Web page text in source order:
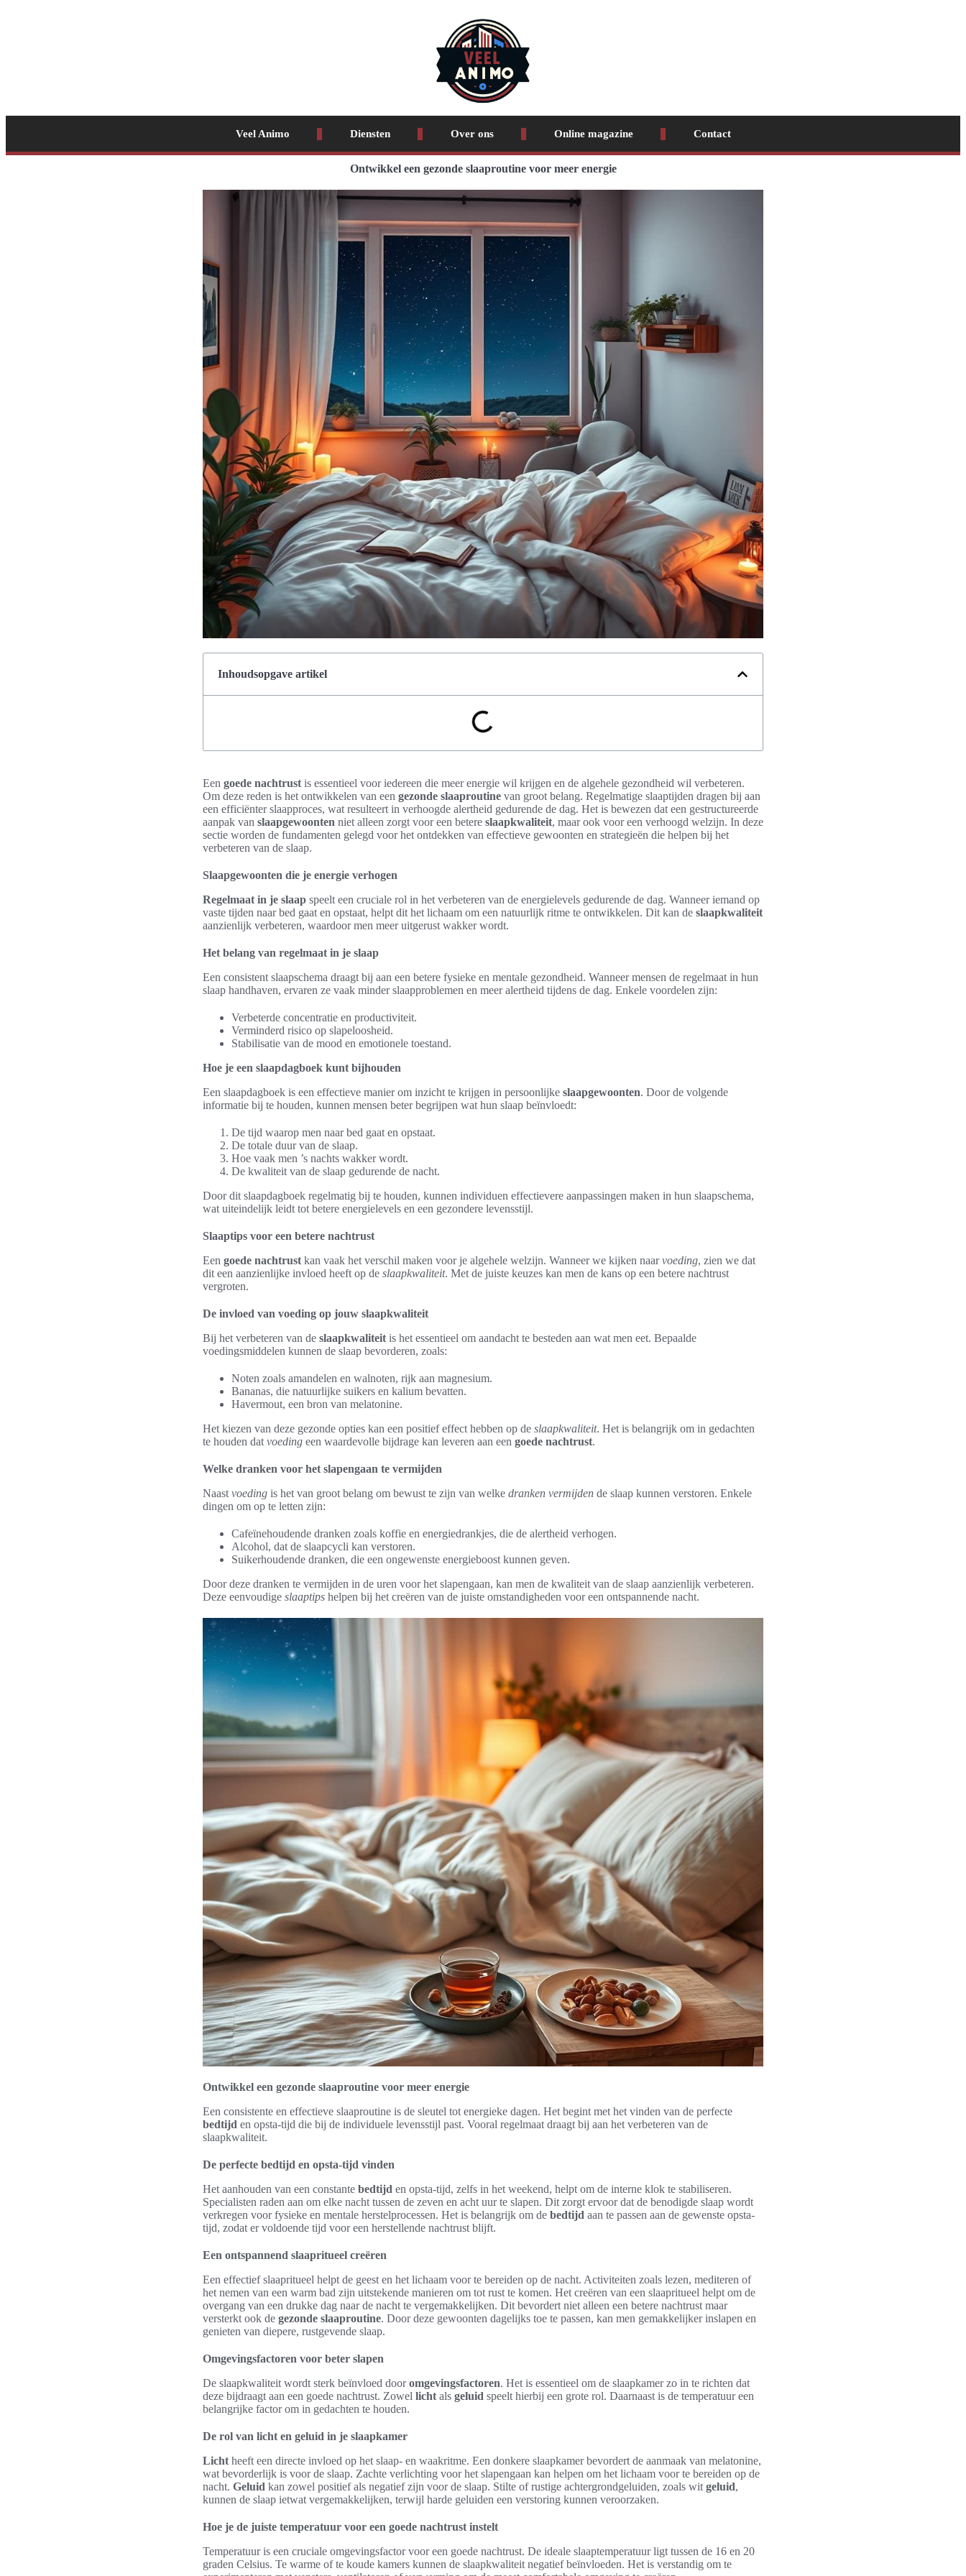
Veel Animo Diensten Over ons Online magazine Contact
Ontwikkel een gezonde slaaproutine voor meer energie
Inhoudsopgave artikel
Een goede nachtrust is essentieel voor iedereen die meer energie wil krijgen en de algehele gezondheid wil verbeteren.
Om deze reden is het ontwikkelen van een gezonde slaaproutine van groot belang. Regelmatige slaaptijden dragen bij aan
een efficiënter slaapproces, wat resulteert in verhoogde alertheid gedurende de dag. Het is bewezen dat een gestructureerde
aanpak van slaapgewoonten niet alleen zorgt voor een betere slaapkwaliteit, maar ook voor een verhoogd welzijn. In deze
sectie worden de fundamenten gelegd voor het ontdekken van effectieve gewoonten en strategieën die helpen bij het
verbeteren van de slaap.
Slaapgewoonten die je energie verhogen
Regelmaat in je slaap speelt een cruciale rol in het verbeteren van de energielevels gedurende de dag. Wanneer iemand op
vaste tijden naar bed gaat en opstaat, helpt dit het lichaam om een natuurlijk ritme te ontwikkelen. Dit kan de slaapkwaliteit
aanzienlijk verbeteren, waardoor men meer uitgerust wakker wordt.
Het belang van regelmaat in je slaap
Een consistent slaapschema draagt bij aan een betere fysieke en mentale gezondheid. Wanneer mensen de regelmaat in hun
slaap handhaven, ervaren ze vaak minder slaapproblemen en meer alertheid tijdens de dag. Enkele voordelen zijn:
Verbeterde concentratie en productiviteit.
Verminderd risico op slapeloosheid.
Stabilisatie van de mood en emotionele toestand.
Hoe je een slaapdagboek kunt bijhouden
Een slaapdagboek is een effectieve manier om inzicht te krijgen in persoonlijke slaapgewoonten. Door de volgende
informatie bij te houden, kunnen mensen beter begrijpen wat hun slaap beïnvloedt:
De tijd waarop men naar bed gaat en opstaat.
De totale duur van de slaap.
Hoe vaak men ’s nachts wakker wordt.
De kwaliteit van de slaap gedurende de nacht.
Door dit slaapdagboek regelmatig bij te houden, kunnen individuen effectievere aanpassingen maken in hun slaapschema,
wat uiteindelijk leidt tot betere energielevels en een gezondere levensstijl.
Slaaptips voor een betere nachtrust
Een goede nachtrust kan vaak het verschil maken voor je algehele welzijn. Wanneer we kijken naarvoeding, zien we dat
dit een aanzienlijke invloed heeft op de slaapkwaliteit. Met de juiste keuzes kan men de kans op een betere nachtrust
vergroten.
De invloed van voeding op jouw slaapkwaliteit
Bij het verbeteren van de slaapkwaliteit is het essentieel om aandacht te besteden aan wat men eet. Bepaalde
voedingsmiddelen kunnen de slaap bevorderen, zoals:
Noten zoals amandelen en walnoten, rijk aan magnesium.
Bananas, die natuurlijke suikers en kalium bevatten.
Havermout, een bron van melatonine.
Het kiezen van deze gezonde opties kan een positief effect hebben op de slaapkwaliteit. Het is belangrijk om in gedachten
te houden dat voeding een waardevolle bijdrage kan leveren aan een goede nachtrust.
Welke dranken voor het slapengaan te vermijden
Naast voeding is het van groot belang om bewust te zijn van welke dranken vermijden de slaap kunnen verstoren. Enkele
dingen om op te letten zijn:
Cafeïnehoudende dranken zoals koffie en energiedrankjes, die de alertheid verhogen.
Alcohol, dat de slaapcycli kan verstoren.
Suikerhoudende dranken, die een ongewenste energieboost kunnen geven.
Door deze dranken te vermijden in de uren voor het slapengaan, kan men de kwaliteit van de slaap aanzienlijk verbeteren.
Deze eenvoudige slaaptips helpen bij het creëren van de juiste omstandigheden voor een ontspannende nacht.
Ontwikkel een gezonde slaaproutine voor meer energie
Een consistente en effectieve slaaproutine is de sleutel tot energieke dagen. Het begint met het vinden van de perfecte
bedtijd en opsta-tijd die bij de individuele levensstijl past. Vooral regelmaat draagt bij aan het verbeteren van de
slaapkwaliteit.
De perfecte bedtijd en opsta-tijd vinden
Het aanhouden van een constante bedtijd en opsta-tijd, zelfs in het weekend, helpt om de interne klok te stabiliseren.
Specialisten raden aan om elke nacht tussen de zeven en acht uur te slapen. Dit zorgt ervoor dat de benodigde slaap wordt
verkregen voor fysieke en mentale herstelprocessen. Het is belangrijk om de bedtijd aan te passen aan de gewenste opsta-
tijd, zodat er voldoende tijd voor een herstellende nachtrust blijft.
Een ontspannend slaapritueel creëren
Een effectief slaapritueel helpt de geest en het lichaam voor te bereiden op de nacht. Activiteiten zoals lezen, mediteren of
het nemen van een warm bad zijn uitstekende manieren om tot rust te komen. Het creëren van een slaapritueel helpt om de
overgang van een drukke dag naar de nacht te vergemakkelijken. Dit bevordert niet alleen een betere nachtrust maar
versterkt ook de gezonde slaaproutine. Door deze gewoonten dagelijks toe te passen, kan men gemakkelijker inslapen en
genieten van diepere, rustgevende slaap.
Omgevingsfactoren voor beter slapen
De slaapkwaliteit wordt sterk beïnvloed dooromgevingsfactoren. Het is essentieel om de slaapkamer zo in te richten dat
deze bijdraagt aan een goede nachtrust. Zowel licht als geluid speelt hierbij een grote rol. Daarnaast is de temperatuur een
belangrijke factor om in gedachten te houden.
De rol van licht en geluid in je slaapkamer
Licht heeft een directe invloed op het slaap- en waakritme. Een donkere slaapkamer bevordert de aanmaak van melatonine,
wat bevorderlijk is voor de slaap. Zachte verlichting voor het slapengaan kan helpen om het lichaam voor te bereiden op de
nacht. Geluid kan zowel positief als negatief zijn voor de slaap. Stilte of rustige achtergrondgeluiden, zoals wit geluid,
kunnen de slaap ietwat vergemakkelijken, terwijl harde geluiden een verstoring kunnen veroorzaken.
Hoe je de juiste temperatuur voor een goede nachtrust instelt
Temperatuur is een cruciale omgevingsfactor voor een goede nachtrust. De ideale slaaptemperatuur ligt tussen de 16 en 20
graden Celsius. Te warme of te koude kamers kunnen de slaapkwaliteit negatief beïnvloeden. Het is verstandig om te